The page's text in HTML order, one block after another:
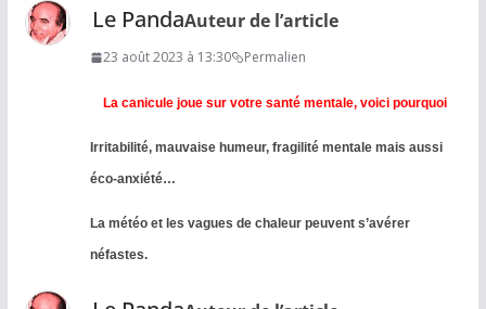
Le PandaAuteur de l’article
23 août 2023 à 13:30 Permalien
La canicule joue sur votre santé mentale, voici pourquoi
Irritabilité, mauvaise humeur, fragilité mentale mais aussi
éco-anxiété…
La météo et les vagues de chaleur peuvent s’avérer
néfastes.